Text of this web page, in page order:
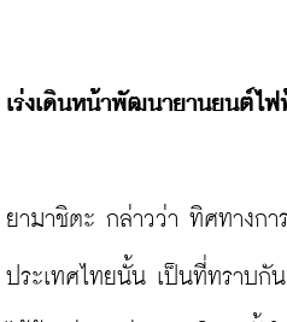
เร่งเดินหน้าพัฒนายานยนต์ไฟ
ยามาชิตะ กล่าวว่า ทิศทางกา
ประเทศไทยนั้น เป็นที่ทราบกั